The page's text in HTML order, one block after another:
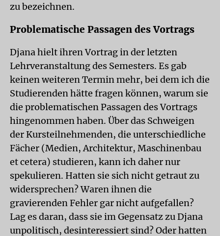
zu bezeichnen.
Problematische Passagen des Vortrags
Djana hielt ihren Vortrag in der letzten
Lehrveranstaltung des Semesters. Es gab
keinen weiteren Termin mehr, bei dem ich die
Studierenden hätte fragen können, warum sie
die problematischen Passagen des Vortrags
hingenommen haben. Über das Schweigen
der Kursteilnehmenden, die unterschiedliche
Fächer (Medien, Architektur, Maschinenbau
et cetera) studieren, kann ich daher nur
spekulieren. Hatten sie sich nicht getraut zu
widersprechen? Waren ihnen die
gravierenden Fehler gar nicht aufgefallen?
Lag es daran, dass sie im Gegensatz zu Djana
unpolitisch, desinteressiert sind? Oder hatten